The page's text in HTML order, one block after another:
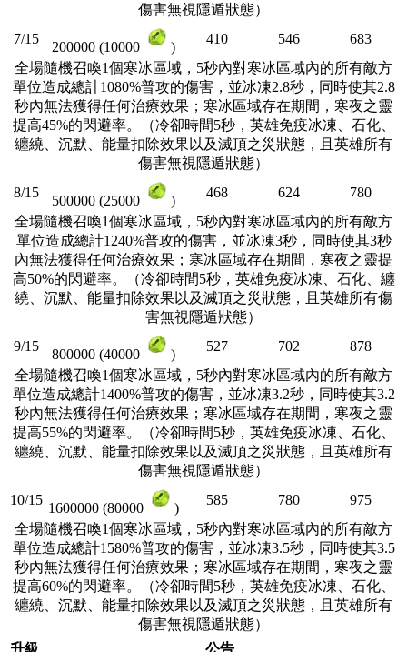
傷害無視隱遁狀態）
7/15
200000 (10000 )
410 546
683
全場隨機召喚1個寒冰區域，5秒內對寒冰區域內的所有敵方
單位造成總計1080%普攻的傷害，並冰凍2.8秒，同時使其2.8
秒內無法獲得任何治療效果；寒冰區域存在期間，寒夜之靈
提高45%的閃避率。（冷卻時間5秒，英雄免疫冰凍、石化、
纏繞、沉默、能量扣除效果以及滅頂之災狀態，且英雄所有
傷害無視隱遁狀態）
8/15
500000 (25000 )
468 624
780
全場隨機召喚1個寒冰區域，5秒內對寒冰區域內的所有敵方
單位造成總計1240%普攻的傷害，並冰凍3秒，同時使其3秒
內無法獲得任何治療效果；寒冰區域存在期間，寒夜之靈提
高50%的閃避率。（冷卻時間5秒，英雄免疫冰凍、石化、纏
繞、沉默、能量扣除效果以及滅頂之災狀態，且英雄所有傷
害無視隱遁狀態）
9/15
800000 (40000 )
527 702
878
全場隨機召喚1個寒冰區域，5秒內對寒冰區域內的所有敵方
單位造成總計1400%普攻的傷害，並冰凍3.2秒，同時使其3.2
秒內無法獲得任何治療效果；寒冰區域存在期間，寒夜之靈
提高55%的閃避率。（冷卻時間5秒，英雄免疫冰凍、石化、
纏繞、沉默、能量扣除效果以及滅頂之災狀態，且英雄所有
傷害無視隱遁狀態）
10/15
1600000 (80000 )
585 780
975
全場隨機召喚1個寒冰區域，5秒內對寒冰區域內的所有敵方
單位造成總計1580%普攻的傷害，並冰凍3.5秒，同時使其3.5
秒內無法獲得任何治療效果；寒冰區域存在期間，寒夜之靈
提高60%的閃避率。（冷卻時間5秒，英雄免疫冰凍、石化、
纏繞、沉默、能量扣除效果以及滅頂之災狀態，且英雄所有
傷害無視隱遁狀態）
升級
公告